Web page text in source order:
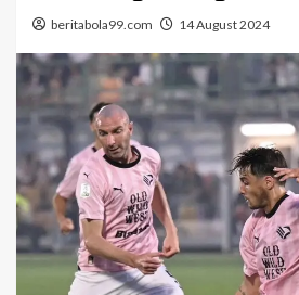
beritabola99.com 14 August 2024